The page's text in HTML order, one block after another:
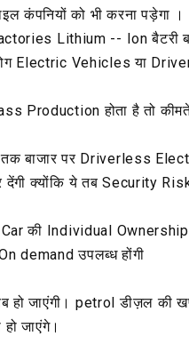
कंपनियों को भी करना पड़ेगा ।
Lithium -- Ion बैटरी
Electric Vehicles या
Production होता है तो
बाजार पर Driverless
क्योंकि ये तब Security Risk
की Individual
demand उपलब्ध होंगी
हो जाएंगी। petrol डीज़ल की
हो जाएंगे।